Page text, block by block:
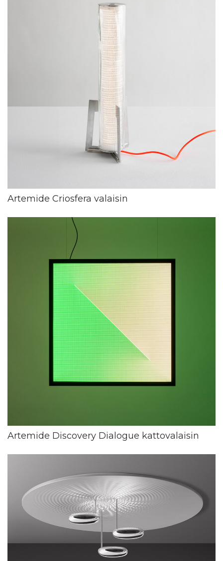
Artemide Criosfera valaisin
Artemide Discovery Dialogue kattovalaisin